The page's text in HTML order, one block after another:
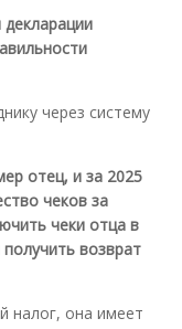
через систему
отец, и за 2025
чеков за
чеки отца в
возврат
налог, она имеет